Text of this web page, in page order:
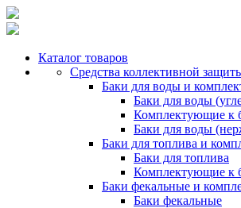
Каталог товаров
Средства коллективной
Баки для воды и
Баки для воды
Комплектующие к
Баки для воды
Баки для топлива и
Баки для топлива
Комплектующие к
Баки фекальные и
Баки фекальные